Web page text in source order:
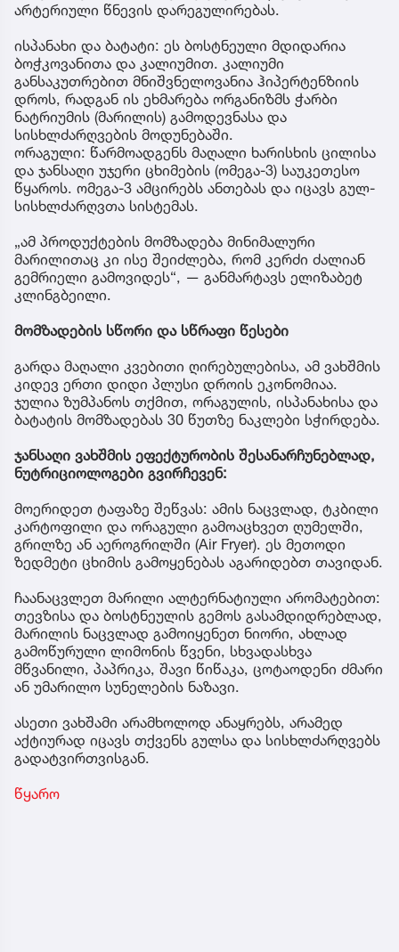
არტერიული წნევის დარეგულირებას.
ისპანახი და ბატატი: ეს ბოსტნეული მდიდარია
ბოჭკოვანითა და კალიუმით. კალიუმი
განსაკუთრებით მნიშვნელოვანია ჰიპერტენზიის
დროს, რადგან ის ეხმარება ორგანიზმს ჭარბი
ნატრიუმის (მარილის) გამოდევნასა და
სისხლძარღვების მოდუნებაში.
ორაგული: წარმოადგენს მაღალი ხარისხის ცილისა
და ჯანსაღი უჯერი ცხიმების (ომეგა-3) საუკეთესო
წყაროს. ომეგა-3 ამცირებს ანთებას და იცავს გულ-
სისხლძარღვთა სისტემას.
„ამ პროდუქტების მომზადება მინიმალური
მარილითაც კი ისე შეიძლება, რომ კერძი ძალიან
გემრიელი გამოვიდეს“, — განმარტავს ელიზაბეტ
კლინგბეილი.
მომზადების სწორი და სწრაფი წესები
გარდა მაღალი კვებითი ღირებულებისა, ამ ვახშმის
კიდევ ერთი დიდი პლუსი დროის ეკონომიაა.
ჯულია ზუმპანოს თქმით, ორაგულის, ისპანახისა და
ბატატის მომზადებას 30 წუთზე ნაკლები სჭირდება.
ჯანსაღი ვახშმის ეფექტურობის შესანარჩუნებლად,
ნუტრიციოლოგები გვირჩევენ:
მოერიდეთ ტაფაზე შეწვას: ამის ნაცვლად, ტკბილი
კარტოფილი და ორაგული გამოაცხვეთ ღუმელში,
გრილზე ან აეროგრილში (Air Fryer). ეს მეთოდი
ზედმეტი ცხიმის გამოყენებას აგარიდებთ თავიდან.
ჩაანაცვლეთ მარილი ალტერნატიული არომატებით:
თევზისა და ბოსტნეულის გემოს გასამდიდრებლად,
მარილის ნაცვლად გამოიყენეთ ნიორი, ახლად
გამოწურული ლიმონის წვენი, სხვადასხვა
მწვანილი, პაპრიკა, შავი წიწაკა, ცოტაოდენი ძმარი
ან უმარილო სუნელების ნაზავი.
ასეთი ვახშამი არამხოლოდ ანაყრებს, არამედ
აქტიურად იცავს თქვენს გულსა და სისხლძარღვებს
გადატვირთვისგან.
წყარო